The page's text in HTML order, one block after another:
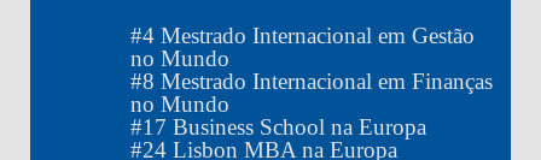
#4Mestrado Internacional em Gestão
no Mundo
#8 Mestrado Internacional em Finanças
no Mundo
#17 Business School na Europa
#24Lisbon MBA na Europa